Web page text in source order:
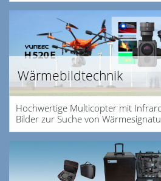
Wärmebildtechnik
Hochwertige Multicopter mit
Bilder zur Suche von